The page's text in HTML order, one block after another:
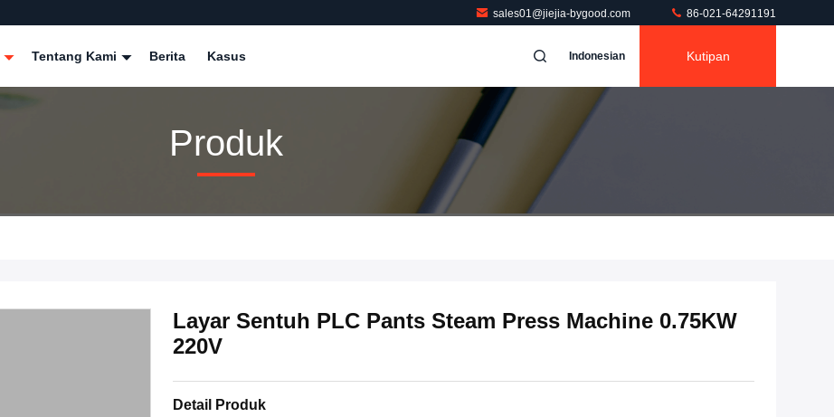
sales01@jiejia-bygood.com 86-021-64291191
Tentang Kami Berita Kasus Indonesian Kutipan
Produk
Layar Sentuh PLC Pants Steam Press Machine 0.75KW
220V
Detail Produk